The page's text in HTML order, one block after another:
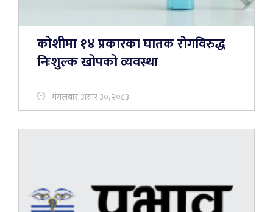
कोशीमा १४ प्रकारका घातक रोगविरुद्ध
निःशुल्क खोपको व्यवस्था
मंगलबार, असार ३०, २०८३